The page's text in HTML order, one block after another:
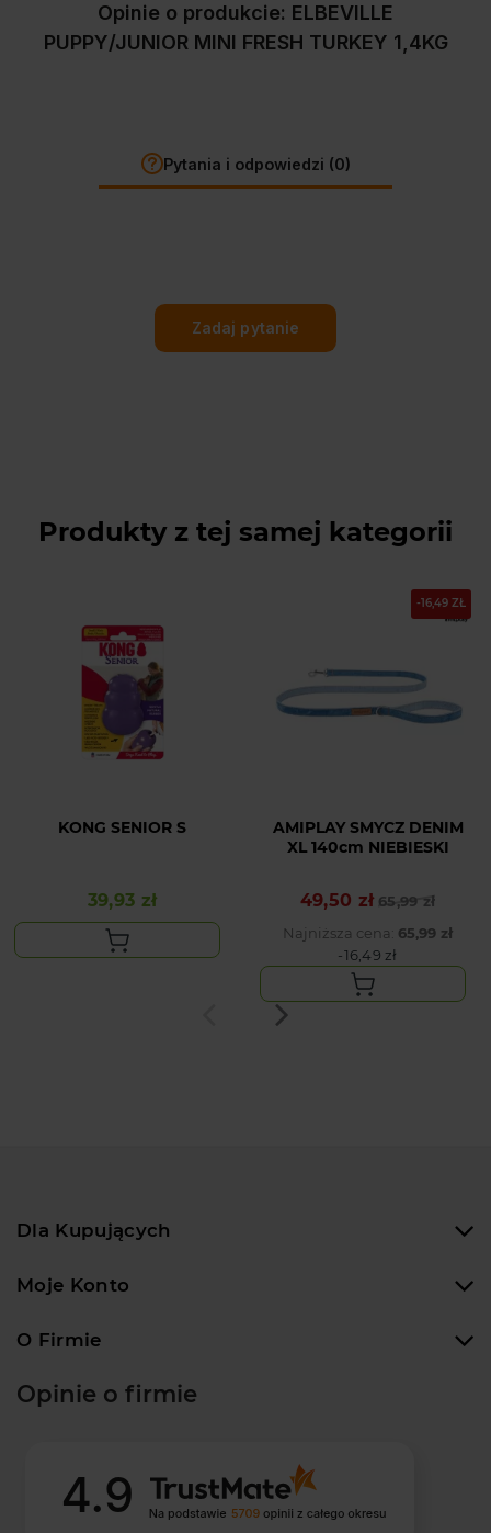
Opinie o produkcie: ELBEVILLE
PUPPY/JUNIOR MINI FRESH TURKEY 1,4KG
Pytania i odpowiedzi (0)
Zadaj pytanie
Produkty z tej samej kategorii
KONG SENIOR S
Cena
39,93 zł
-16,49 ZŁ
AMIPLAY SMYCZ DENIM
XL 140cm NIEBIESKI
Cena podstawowa
65,99 zł
Cena
49,50 zł
Najniższa cena: 65,99 zł
-16,49 zł
Dla Kupujących
Moje Konto
O Firmie
Opinie o firmie